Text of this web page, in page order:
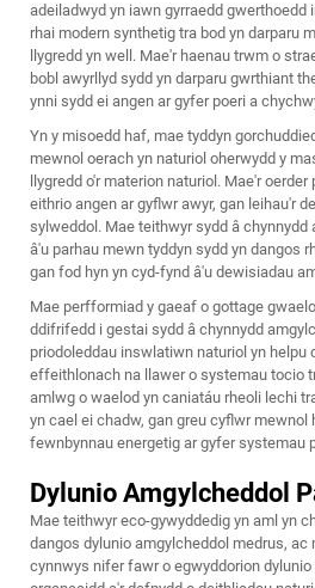
adeiladwyd yn iawn gyrraedd gwerthoedd
rhai modern synthetig tra bod yn darparu
llygredd yn well. Mae'r haenau trwm o
bobl awyrllyd sydd yn darparu gwrthiant
ynni sydd ei angen ar gyfer poeri a
Yn y misoedd haf, mae tyddyn
mewnol oerach yn naturiol oherwydd y
llygredd o'r materion naturiol. Mae'r
eithrio angen ar gyflwr awyr, gan leihau'r
sylweddol. Mae teithwyr sydd â chynnydd
â'u parhau mewn tyddyn sydd yn dangos
gan fod hyn yn cyd-fynd â'u dewisiadau
Mae perfformiad y gaeaf o gottage
ddifrifedd i gestai sydd â chynnydd
priodoleddau inswlatiwn naturiol yn helpu
effeithlonach na llawer o systemau tocio
amlwg o waelod yn caniatáu rheoli lechi
yn cael ei chadw, gan greu cyflwr
fewnbynnau energetig ar gyfer systemau
Dylunio Amgylcheddol
Mae teithwyr eco-gywyddedig yn aml yn
dangos dylunio amgylcheddol medrus, ac
cynnwys nifer fawr o egwyddorion